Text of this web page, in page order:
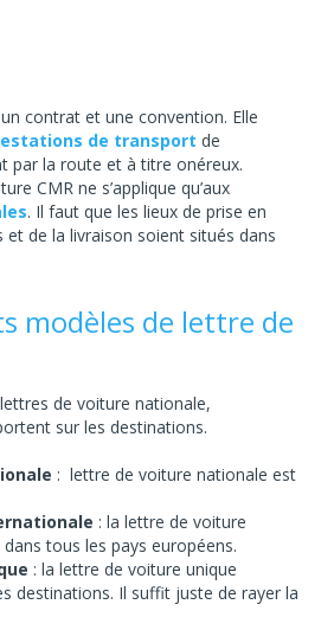
contrat et une convention. Elle
de transport de
par la route et à titre onéreux.
CMR ne s’applique qu’aux
. Il faut que les lieux de prise en
et de la livraison soient situés dans
modèles de lettre de
de voiture nationale,
sur les destinations.
: lettre de voiture nationale est
: la lettre de voiture
tous les pays européens.
: la lettre de voiture unique
destinations. Il suffit juste de rayer la